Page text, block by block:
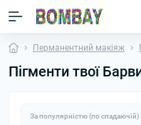
Перманентний макіяж
Пігменти твої